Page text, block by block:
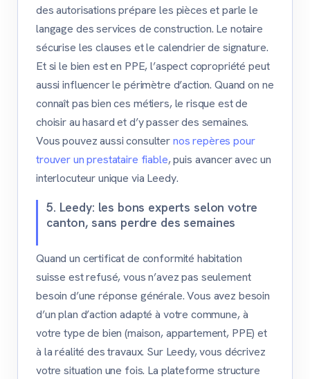
des autorisations prépare les pièces et parle le
langage des services de construction. Le notaire
sécurise les clauses et le calendrier de signature.
Et si le bien est en PPE, l’aspect copropriété peut
aussi influencer le périmètre d’action. Quand on ne
connaît pas bien ces métiers, le risque est de
choisir au hasard et d’y passer des semaines.
Vous pouvez aussi consulternos repères pour
trouver un prestataire fiable, puis avancer avec un
interlocuteur unique via Leedy.
5. Leedy: les bons experts selon votre
canton, sans perdre des semaines
Quand un certificat de conformité habitation
suisse est refusé, vous n’avez pas seulement
besoin d’une réponse générale. Vous avez besoin
d’un plan d’action adapté à votre commune, à
votre type de bien (maison, appartement, PPE) et
à la réalité des travaux. Sur Leedy, vous décrivez
votre situation une fois. La plateforme structure